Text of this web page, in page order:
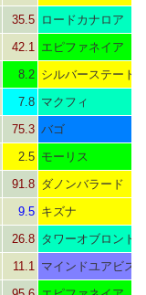
35.5 ロードカナロア
42.1
エピファネイア
8.2 シルバーステート
7.8 マクフィ
75.3 バゴ
2.5 モーリス
91.8 ダノンバラード
9.5 キズナ
26.8 タワーオブロンド
11.1
マインドユアビス